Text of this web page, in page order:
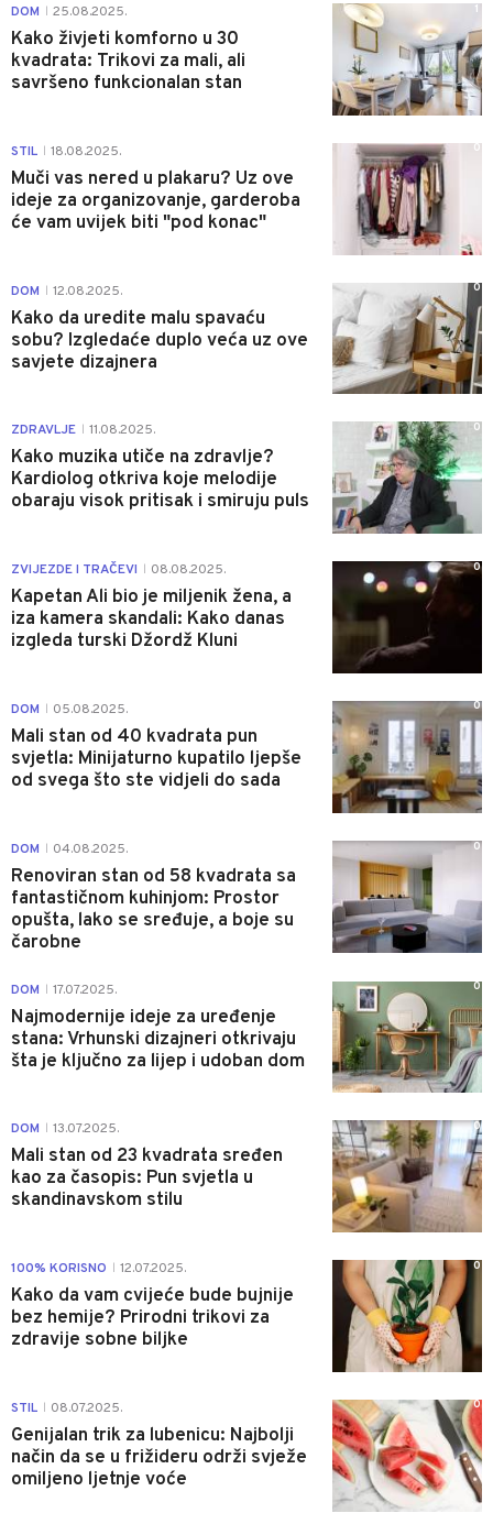
DOM 25.08.2025.
Kako živjeti komforno u 30
kvadrata: Trikovi za mali, ali
savršeno funkcionalan stan
1
STIL 18.08.2025.
Muči vas nered u plakaru? Uz ove
ideje za organizovanje, garderoba
će vam uvijek biti "pod konac"
0
DOM 12.08.2025.
Kako da uredite malu spavaću
sobu? Izgledaće duplo veća uz ove
savjete dizajnera
0
ZDRAVLJE 11.08.2025.
Kako muzika utiče na zdravlje?
Kardiolog otkriva koje melodije
obaraju visok pritisak i smiruju puls
0
ZVIJEZDE I TRAČEVI 08.08.2025.
Kapetan Ali bio je miljenik žena, a
iza kamera skandali: Kako danas
izgleda turski Džordž Kluni
0
DOM 05.08.2025.
Mali stan od 40 kvadrata pun
svjetla: Minijaturno kupatilo ljepše
od svega što ste vidjeli do sada
0
DOM 04.08.2025.
Renoviran stan od 58 kvadrata sa
fantastičnom kuhinjom: Prostor
opušta, lako se sređuje, a boje su
čarobne
0
DOM 17.07.2025.
Najmodernije ideje za uređenje
stana: Vrhunski dizajneri otkrivaju
šta je ključno za lijep i udoban dom
0
DOM 13.07.2025.
Mali stan od 23 kvadrata sređen
kao za časopis: Pun svjetla u
skandinavskom stilu
0
100% KORISNO 12.07.2025.
Kako da vam cvijeće bude bujnije
bez hemije? Prirodni trikovi za
zdravije sobne biljke
0
STIL 08.07.2025.
Genijalan trik za lubenicu: Najbolji
način da se u frižideru održi svježe
omiljeno ljetnje voće
0